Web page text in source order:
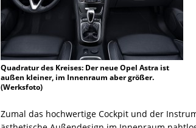
Quadratur des Kreises: Der neue Opel Astra ist
außen kleiner, im Innenraum aber größer.
(Werksfoto)
Zumal das hochwertige Cockpit und der